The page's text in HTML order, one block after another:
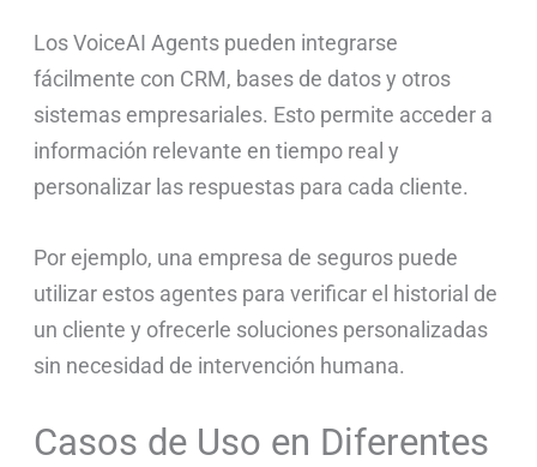
Los VoiceAI Agents pueden integrarse
fácilmente con CRM, bases de datos y otros
sistemas empresariales. Esto permite acceder a
información relevante en tiempo real y
personalizar las respuestas para cada cliente.
Por ejemplo, una empresa de seguros puede
utilizar estos agentes para verificar el historial de
un cliente y ofrecerle soluciones personalizadas
sin necesidad de intervención humana.
Casos de Uso en Diferentes